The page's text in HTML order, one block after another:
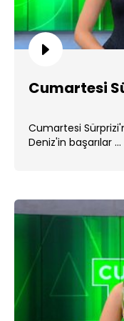
Cumartesi
Cumartesi
Deniz'in başarılar ...